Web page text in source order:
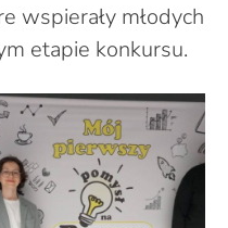
wspierały młodych
etapie konkursu.